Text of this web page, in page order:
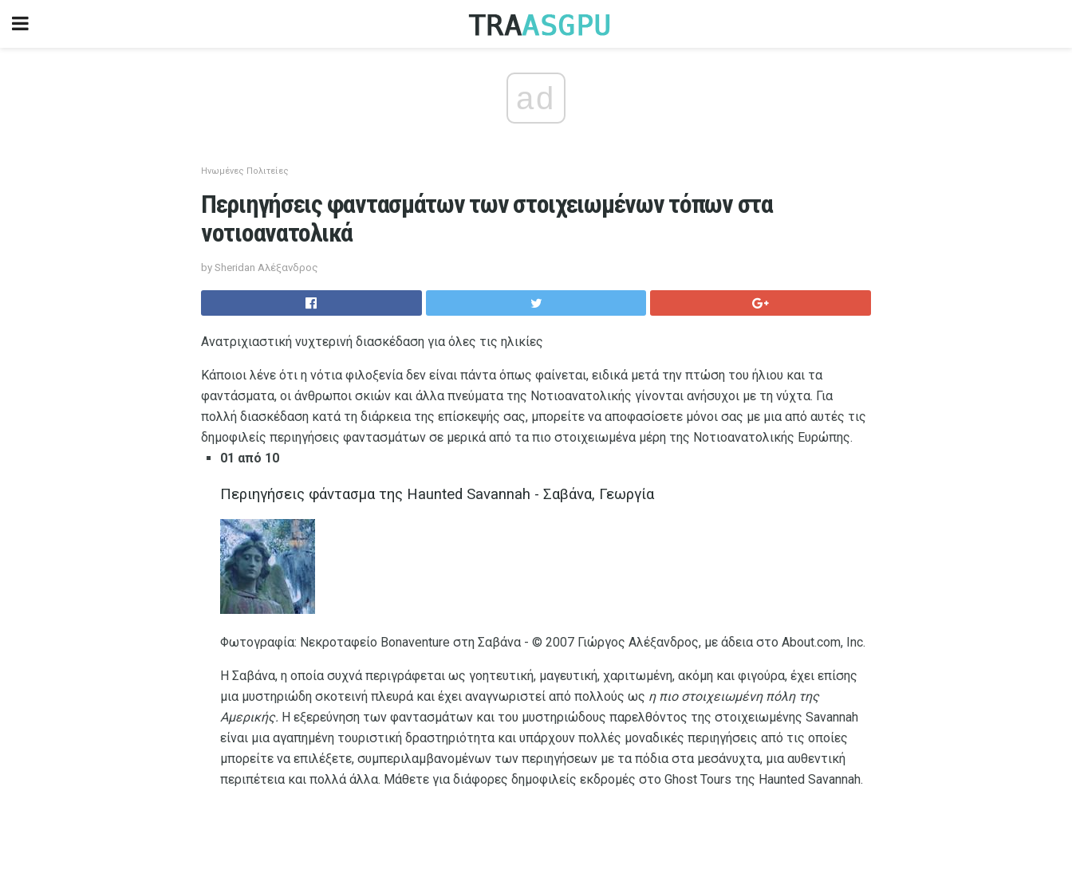
ad
Ηνωμένες Πολιτείες
Περιηγήσεις φαντασμάτων των στοιχειωμένων τόπων στα
νοτιοανατολικά
by Sheridan Αλέξανδρος
Ανατριχιαστική νυχτερινή διασκέδαση για όλες τις ηλικίες
Κάποιοι λένε ότι η νότια φιλοξενία δεν είναι πάντα όπως φαίνεται, ειδικά μετά την πτώση του ήλιου και τα
φαντάσματα, οι άνθρωποι σκιών και άλλα πνεύματα της Νοτιοανατολικής γίνονται ανήσυχοι με τη νύχτα. Για
πολλή διασκέδαση κατά τη διάρκεια της επίσκεψής σας, μπορείτε να αποφασίσετε μόνοι σας με μια από αυτές τις
δημοφιλείς περιηγήσεις φαντασμάτων σε μερικά από τα πιο στοιχειωμένα μέρη της Νοτιοανατολικής Ευρώπης.
01 από 10
Περιηγήσεις φάντασμα της Haunted Savannah - Σαβάνα, Γεωργία
Φωτογραφία: Νεκροταφείο Bonaventure στη Σαβάνα - © 2007 Γιώργος Αλέξανδρος, με άδεια στο About.com, Inc.
Η Σαβάνα, η οποία συχνά περιγράφεται ως γοητευτική, μαγευτική, χαριτωμένη, ακόμη και φιγούρα, έχει επίσης
μια μυστηριώδη σκοτεινή πλευρά και έχει αναγνωριστεί από πολλούς ως η πιο στοιχειωμένη πόλη της
Αμερικής. Η εξερεύνηση των φαντασμάτων και του μυστηριώδους παρελθόντος της στοιχειωμένης Savannah
είναι μια αγαπημένη τουριστική δραστηριότητα και υπάρχουν πολλές μοναδικές περιηγήσεις από τις οποίες
μπορείτε να επιλέξετε, συμπεριλαμβανομένων των περιηγήσεων με τα πόδια στα μεσάνυχτα, μια αυθεντική
περιπέτεια και πολλά άλλα. Μάθετε για διάφορες δημοφιλείς εκδρομές στο Ghost Tours της Haunted Savannah.